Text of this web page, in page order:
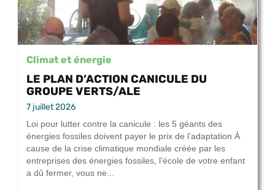
Climat et énergie
LE PLAN D’ACTION CANICULE DU
GROUPE VERTS/ALE
7 juillet 2026
Loi pour lutter contre la canicule : les 5 géants des
énergies fossiles doivent payer le prix de l’adaptation À
cause de la crise climatique mondiale créée par les
entreprises des énergies fossiles, l’école de votre enfant
a dû fermer, vous ne...